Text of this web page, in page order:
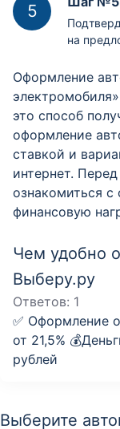
на
Оформление
это способ
оформление
ставкой и
интернет.
ознакомиться
финансовую
Чем удобно
Выберу.ру
Ответов: 1
✅ Оформление
от 21,5%
рублей
Выберите